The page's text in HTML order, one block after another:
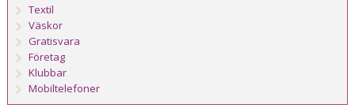
Textil
Väskor
Gratisvara
Företag
Klubbar
Mobiltelefoner